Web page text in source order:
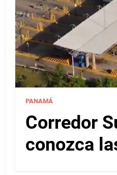
PANAMÁ
Corredor
conozca